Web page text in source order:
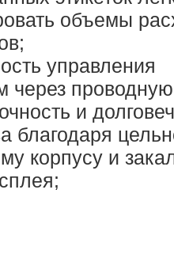
объемы
управления
через
и
благодаря
корпусу и